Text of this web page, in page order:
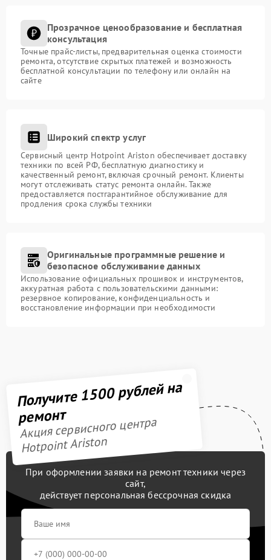
Прозрачное ценообразование и бесплатная
консультация
Точные прайс-листы, предварительная оценка стоимости
ремонта, отсутствие скрытых платежей и возможность
бесплатной консультации по телефону или онлайн на
сайте
Широкий спектр услуг
Сервисный центр Hotpoint Ariston обеспечивает доставку
техники по всей РФ, бесплатную диагностику и
качественный ремонт, включая срочный ремонт. Клиенты
могут отслеживать статус ремонта онлайн. Также
предоставляется постгарантийное обслуживание для
продления срока службы техники
Оригинальные программные решение и
безопасное обслуживание данных
Использование официальных прошивок и инструментов,
аккуратная работа с пользовательскими данными:
резервное копирование, конфиденциальность и
восстановление информации при необходимости
Получите 1500 рублей на
ремонт
Акция сервисного центра
Hotpoint Ariston
При оформлении заявки на ремонт техники через
сайт,
действует персональная бессрочная скидка